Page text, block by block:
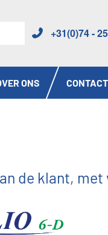
+31(0)74 -
ONS CONTACT
de klant,